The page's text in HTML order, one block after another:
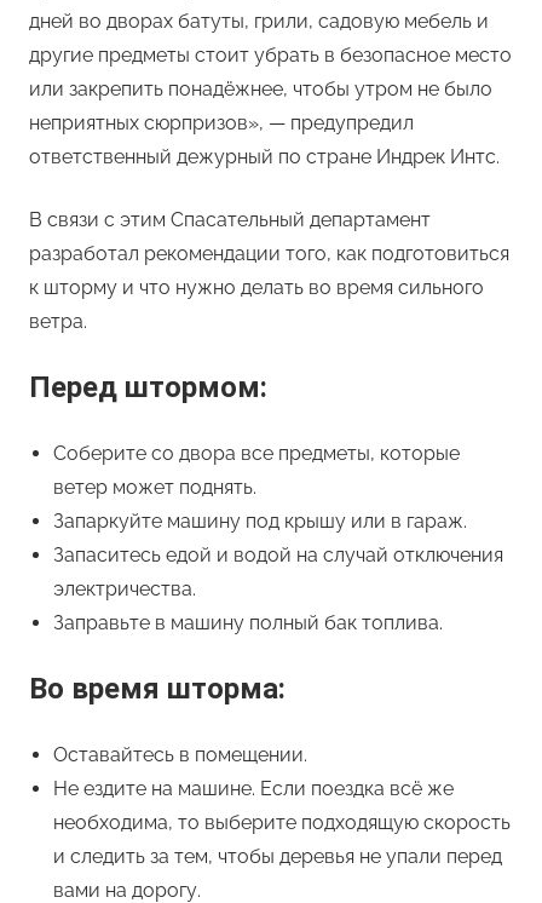
дней во дворах батуты, грили, садовую мебель и
другие предметы стоит убрать в безопасное место
или закрепить понадёжнее, чтобы утром не было
неприятных сюрпризов», — предупредил
ответственный дежурный по стране Индрек Интс.
В связи с этим Спасательный департамент
разработал рекомендации того, как подготовиться
к шторму и что нужно делать во время сильного
ветра.
Перед штормом:
Соберите со двора все предметы, которые
ветер может поднять.
Запаркуйте машину под крышу или в гараж.
Запаситесь едой и водой на случай отключения
электричества.
Заправьте в машину полный бак топлива.
Во время шторма:
Оставайтесь в помещении.
Не ездите на машине. Если поездка всё же
необходима, то выберите подходящую скорость
и следить за тем, чтобы деревья не упали перед
вами на дорогу.